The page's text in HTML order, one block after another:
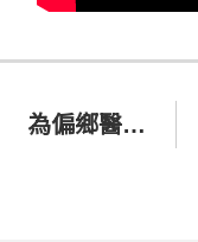
為偏鄉醫療多走一哩路 音樂會系列 - 重新勇敢